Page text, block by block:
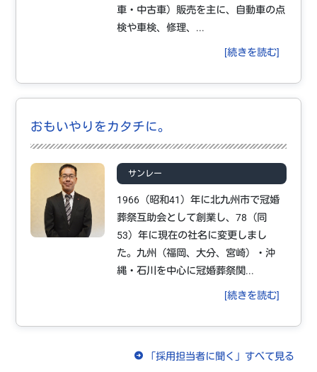
車・中古車）販売を主に、自動車の点
検や車検、修理、...
[続きを読む]
おもいやりをカタチに。
サンレー
1966（昭和41）年に北九州市で冠婚
葬祭互助会として創業し、78（同
53）年に現在の社名に変更しまし
た。九州（福岡、大分、宮崎）・沖
縄・石川を中心に冠婚葬祭関...
[続きを読む]
「採用担当者に聞く」すべて見る